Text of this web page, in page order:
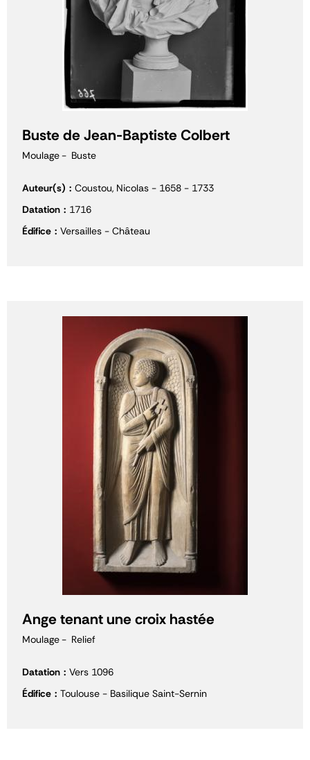
Buste de Jean-Baptiste Colbert
Moulage Buste
Auteur(s)
Coustou, Nicolas - 1658 - 1733
Datation
1716
Édifice
Versailles - Château
Ange tenant une croix hastée
Moulage Relief
Datation
Vers 1096
Édifice
Toulouse - Basilique Saint-Sernin